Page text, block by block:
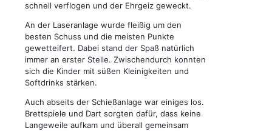
schnell verflogen und der Ehrgeiz geweckt.
An der Laseranlage wurde fleißig um den
besten Schuss und die meisten Punkte
gewetteifert. Dabei stand der Spaß natürlich
immer an erster Stelle. Zwischendurch konnten
sich die Kinder mit süßen Kleinigkeiten und
Softdrinks stärken.
Auch abseits der Schießanlage war einiges los.
Brettspiele und Dart sorgten dafür, dass keine
Langeweile aufkam und überall gemeinsam